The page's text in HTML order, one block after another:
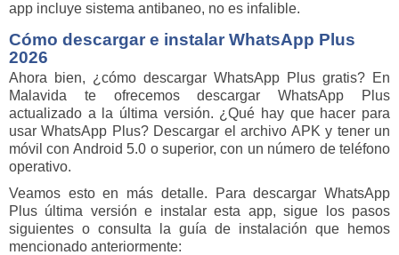
app incluye sistema antibaneo, no es infalible.
Cómo descargar e instalar WhatsApp Plus
2026
Ahora bien, ¿cómo descargar WhatsApp Plus gratis? En
Malavida te ofrecemos descargar WhatsApp Plus
actualizado a la última versión. ¿Qué hay que hacer para
usar WhatsApp Plus? Descargar el archivo APK y tener un
móvil con Android 5.0 o superior, con un número de teléfono
operativo.
Veamos esto en más detalle. Para descargar WhatsApp
Plus última versión e instalar esta app, sigue los pasos
siguientes o consulta la guía de instalación que hemos
mencionado anteriormente: